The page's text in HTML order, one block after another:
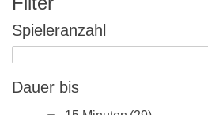
Spieleranzahl
Dauer bis